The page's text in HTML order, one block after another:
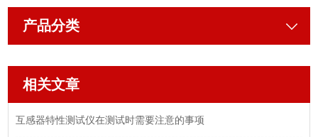
产品分类
相关文章
互感器特性测试仪在测试时需要注意的事项